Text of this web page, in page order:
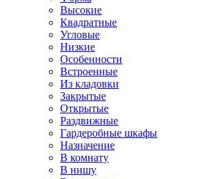
Высокие
Квадратные
Угловые
Низкие
Особенности
Встроенные
Из кладовки
Закрытые
Открытые
Раздвижные
Гардеробные шкафы
Назначение
В комнату
В нишу